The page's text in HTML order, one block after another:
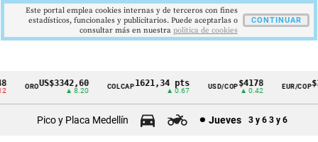
Cintillo
OROUS$3342,60
▲ 8.20
COLCAP1621,34 pts
▲ 0.67
USD/COP$4178
▲ 0.42
EUR/COP
Pico y Placa Medellín Jueves 3 y 6 3 y 6
Este portal emplea cookies internas y de terceros con fines
estadísticos, funcionales y publicitarios. Puede aceptarlas o
consultar más en nuestra politica de cookies
CONTINUAR